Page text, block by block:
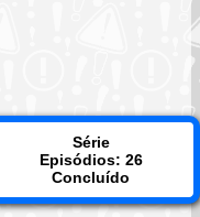
Série
Episódios: 26
Concluído